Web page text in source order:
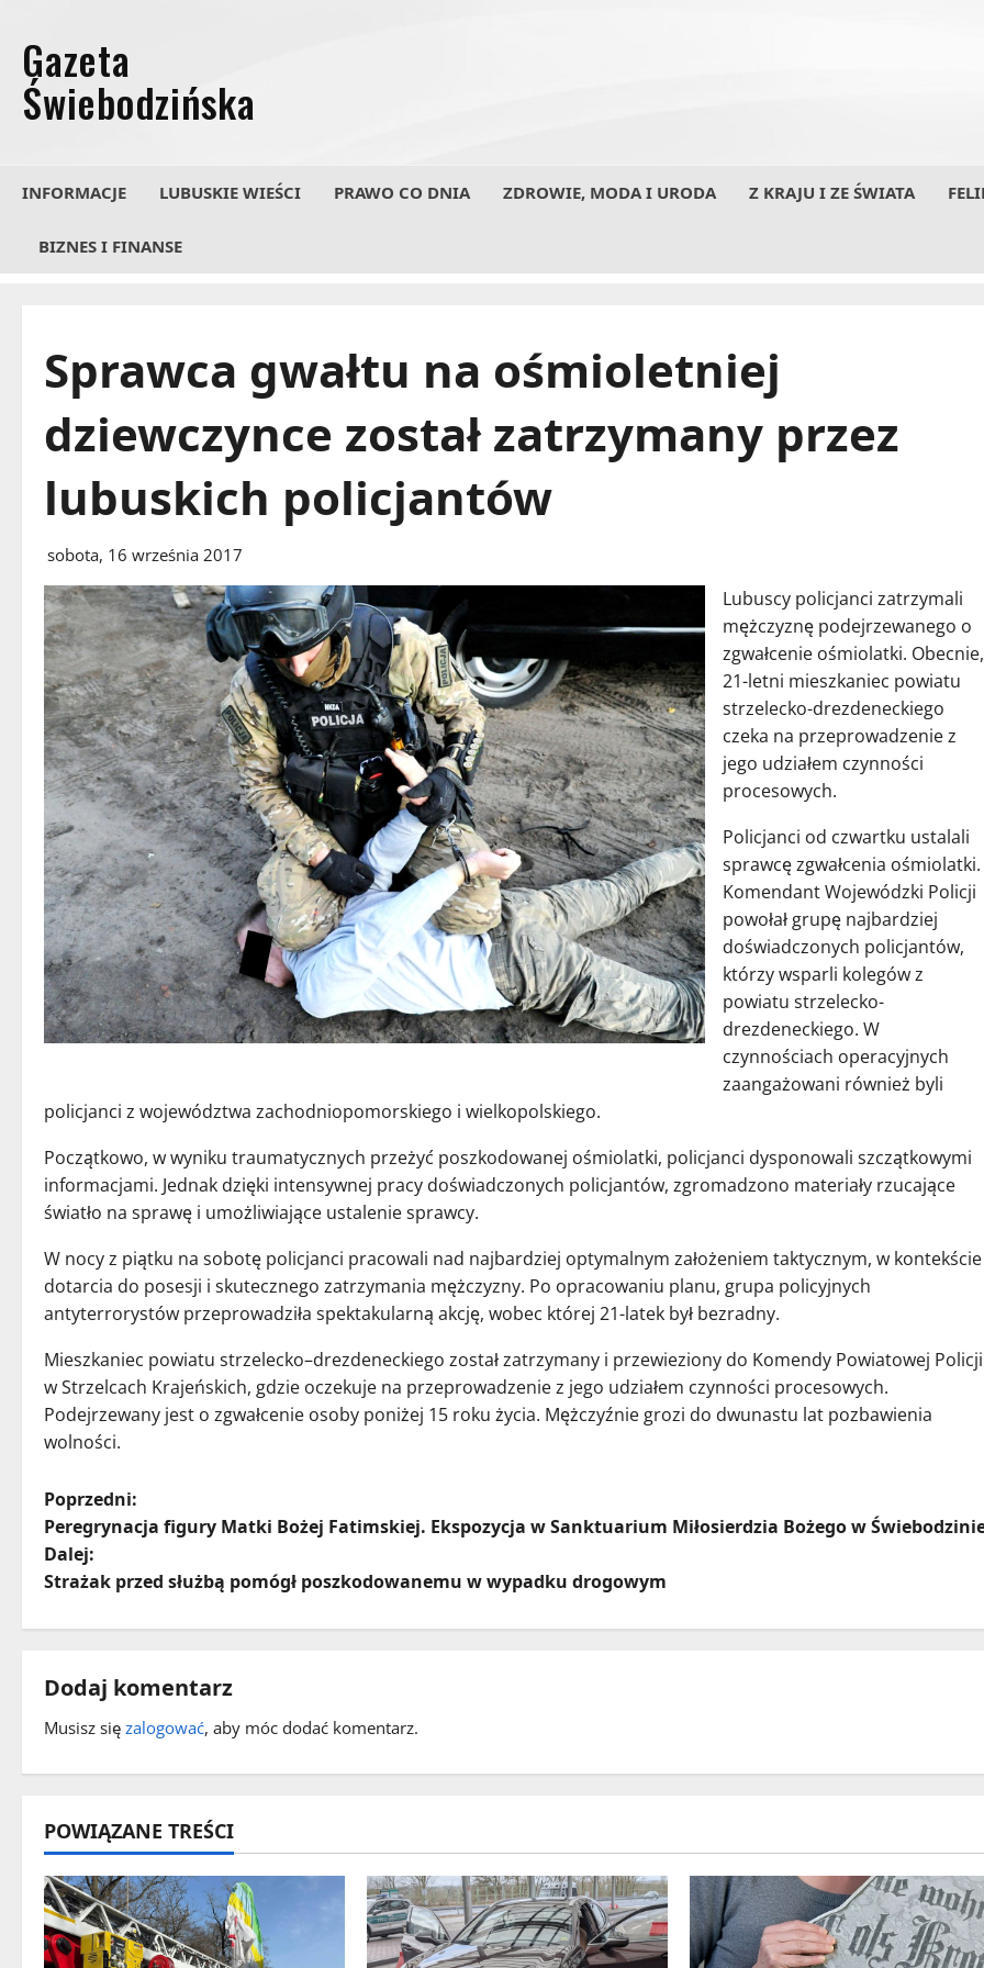
treści
INFORMACJE LUBUSKIE WIEŚCI PRAWO CO DNIA ZDROWIE, MODA I URODA Z KRAJU I ZE ŚWIATA
BIZNES I FINANSE
Sprawca gwałtu na ośmioletniej
dziewczynce został zatrzymany przez
lubuskich policjantów
sobota, 16 września 2017
Lubuscy policjanci zatrzymali
mężczyznę podejrzewanego o
zgwałcenie ośmiolatki. Obecnie,
21-letni mieszkaniec powiatu
strzelecko-drezdeneckiego
czeka na przeprowadzenie z
jego udziałem czynności
procesowych.
Policjanci od czwartku ustalali
sprawcę zgwałcenia ośmiolatki.
Komendant Wojewódzki Policji
powołał grupę najbardziej
doświadczonych policjantów,
którzy wsparli kolegów z
powiatu strzelecko-
drezdeneckiego. W
czynnościach operacyjnych
zaangażowani również byli
policjanci z województwa zachodniopomorskiego i wielkopolskiego.
Początkowo, w wyniku traumatycznych przeżyć poszkodowanej ośmiolatki, policjanci dysponowali szczątkowymi
informacjami. Jednak dzięki intensywnej pracy doświadczonych policjantów, zgromadzono materiały rzucające
światło na sprawę i umożliwiające ustalenie sprawcy.
W nocy z piątku na sobotę policjanci pracowali nad najbardziej optymalnym założeniem taktycznym, w kontekście
dotarcia do posesji i skutecznego zatrzymania mężczyzny. Po opracowaniu planu, grupa policyjnych
antyterrorystów przeprowadziła spektakularną akcję, wobec której 21-latek był bezradny.
Mieszkaniec powiatu strzelecko–drezdeneckiego został zatrzymany i przewieziony do Komendy Powiatowej Policji
w Strzelcach Krajeńskich, gdzie oczekuje na przeprowadzenie z jego udziałem czynności procesowych.
Podejrzewany jest o zgwałcenie osoby poniżej 15 roku życia. Mężczyźnie grozi do dwunastu lat pozbawienia
wolności.
Z
o
b
a
c
z
w
p
i
s
Poprzedni:
Peregrynacja figury Matki Bożej Fatimskiej. Ekspozycja w Sanktuarium Miłosierdzia Bożego w
Dalej:
Strażak przed służbą pomógł poszkodowanemu w wypadku drogowym
Dodaj komentarz
Musisz się zalogować, aby móc dodać komentarz.
POWIĄZANE TREŚCI